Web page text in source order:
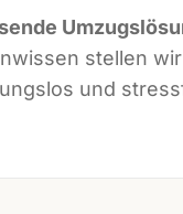
stellen
und